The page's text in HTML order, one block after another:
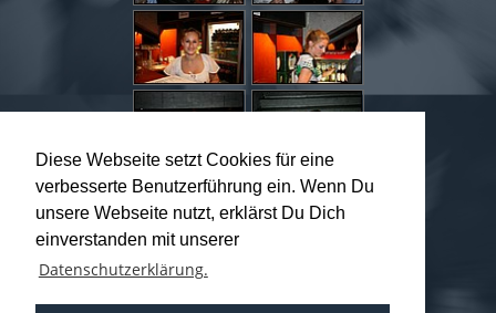
Diese Webseite setzt Cookies für eine
verbesserte Benutzerführung ein. Wenn Du
unsere Webseite nutzt, erklärst Du Dich
einverstanden mit unserer
Datenschutzerklärung.
Seite 1 von 7